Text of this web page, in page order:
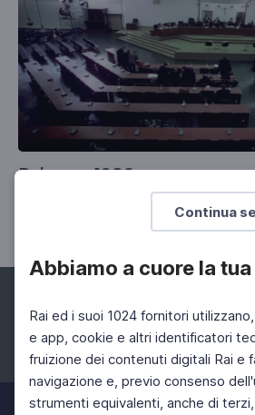
Continua
Abbiamo a cuore la
Rai ed i suoi 1024 fornitori
e app, cookie e altri identificatori
fruizione dei contenuti digitali Rai e
navigazione e, previo consenso
strumenti equivalenti, anche di
Palermo 1986
Una storia per immagini del
Facebook Instagram